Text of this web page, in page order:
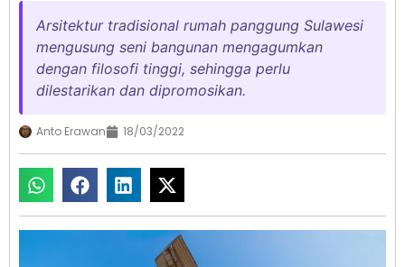
Arsitektur tradisional rumah panggung Sulawesi
mengusung seni bangunan mengagumkan
dengan filosofi tinggi, sehingga perlu
dilestarikan dan dipromosikan.
Anto Erawan 18/03/2022